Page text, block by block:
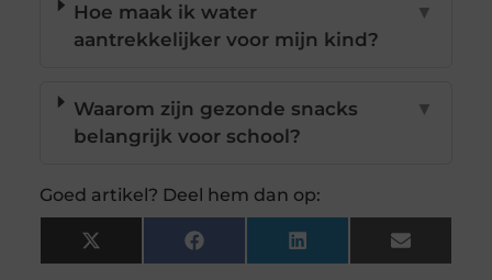
Hoe maak ik water
aantrekkelijker voor mijn kind?
▼
Waarom zijn gezonde snacks
belangrijk voor school?
▼
Goed artikel? Deel hem dan op:
X
(Twitter)
Facebook LinkedIn Email